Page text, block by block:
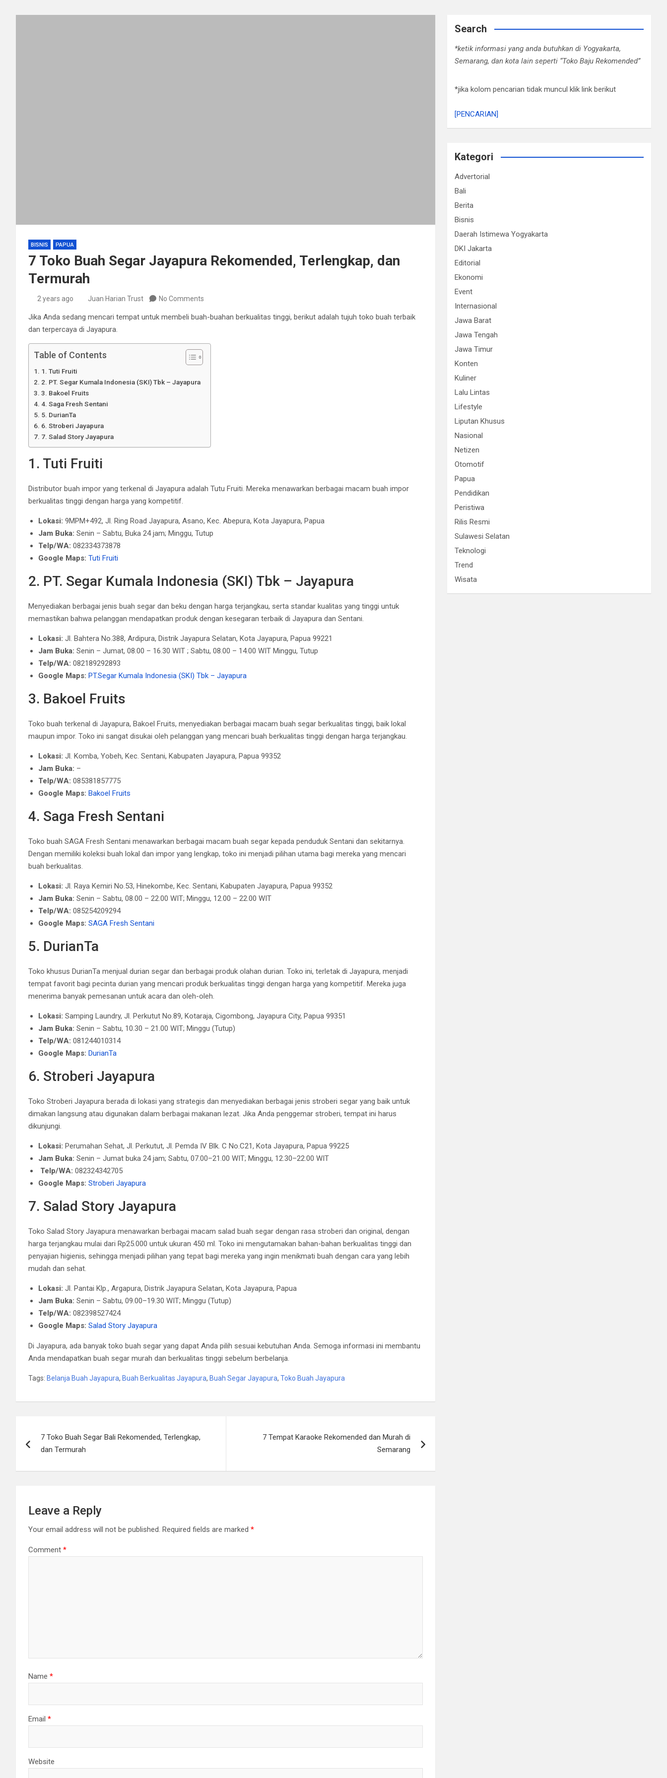
BISNIS PAPUA
7 Toko Buah Segar Jayapura Rekomended, Terlengkap, dan
Termurah
2 years ago Juan Harian Trust No Comments
Jika Anda sedang mencari tempat untuk membeli buah-buahan berkualitas tinggi, berikut adalah tujuh toko buah terbaik
dan terpercaya di Jayapura.
Table of Contents
1. Tuti Fruiti
2. PT. Segar Kumala Indonesia (SKI) Tbk – Jayapura
3. Bakoel Fruits
4. Saga Fresh Sentani
5. DurianTa
6. Stroberi Jayapura
7. Salad Story Jayapura
1. Tuti Fruiti
Distributor buah impor yang terkenal di Jayapura adalah Tutu Fruiti. Mereka menawarkan berbagai macam buah impor
berkualitas tinggi dengan harga yang kompetitif.
Lokasi: 9MPM+492, Jl. Ring Road Jayapura, Asano, Kec. Abepura, Kota Jayapura, Papua
Jam Buka: Senin – Sabtu, Buka 24 jam; Minggu, Tutup
Telp/WA: 082334373878
Google Maps: Tuti Fruiti
2. PT. Segar Kumala Indonesia (SKI) Tbk – Jayapura
Menyediakan berbagai jenis buah segar dan beku dengan harga terjangkau, serta standar kualitas yang tinggi untuk
memastikan bahwa pelanggan mendapatkan produk dengan kesegaran terbaik di Jayapura dan Sentani.
Lokasi: Jl. Bahtera No.388, Ardipura, Distrik Jayapura Selatan, Kota Jayapura, Papua 99221
Jam Buka: Senin – Jumat, 08.00 – 16.30 WIT ; Sabtu, 08.00 – 14.00 WIT Minggu, Tutup
Telp/WA: 082189292893
Google Maps: PT.Segar Kumala Indonesia (SKI) Tbk – Jayapura
3. Bakoel Fruits
Toko buah terkenal di Jayapura, Bakoel Fruits, menyediakan berbagai macam buah segar berkualitas tinggi, baik lokal
maupun impor. Toko ini sangat disukai oleh pelanggan yang mencari buah berkualitas tinggi dengan harga terjangkau.
Lokasi: Jl. Komba, Yobeh, Kec. Sentani, Kabupaten Jayapura, Papua 99352
Jam Buka: –
Telp/WA: 085381857775
Google Maps: Bakoel Fruits
4. Saga Fresh Sentani
Toko buah SAGA Fresh Sentani menawarkan berbagai macam buah segar kepada penduduk Sentani dan sekitarnya.
Dengan memiliki koleksi buah lokal dan impor yang lengkap, toko ini menjadi pilihan utama bagi mereka yang mencari
buah berkualitas.
Lokasi: Jl. Raya Kemiri No.53, Hinekombe, Kec. Sentani, Kabupaten Jayapura, Papua 99352
Jam Buka: Senin – Sabtu, 08.00 – 22.00 WIT; Minggu, 12.00 – 22.00 WIT
Telp/WA: 085254209294
Google Maps: SAGA Fresh Sentani
5. DurianTa
Toko khusus DurianTa menjual durian segar dan berbagai produk olahan durian. Toko ini, terletak di Jayapura, menjadi
tempat favorit bagi pecinta durian yang mencari produk berkualitas tinggi dengan harga yang kompetitif. Mereka juga
menerima banyak pemesanan untuk acara dan oleh-oleh.
Lokasi: Samping Laundry, Jl. Perkutut No.89, Kotaraja, Cigombong, Jayapura City, Papua 99351
Jam Buka: Senin – Sabtu, 10.30 – 21.00 WIT; Minggu (Tutup)
Telp/WA: 081244010314
Google Maps: DurianTa
6. Stroberi Jayapura
Toko Stroberi Jayapura berada di lokasi yang strategis dan menyediakan berbagai jenis stroberi segar yang baik untuk
dimakan langsung atau digunakan dalam berbagai makanan lezat. Jika Anda penggemar stroberi, tempat ini harus
dikunjungi.
Lokasi: Perumahan Sehat, Jl. Perkutut, Jl. Pemda IV Blk. C No.C21, Kota Jayapura, Papua 99225
Jam Buka: Senin – Jumat buka 24 jam; Sabtu, 07.00–21.00 WIT; Minggu, 12.30–22.00 WIT
Telp/WA: 082324342705
Google Maps: Stroberi Jayapura
7. Salad Story Jayapura
Toko Salad Story Jayapura menawarkan berbagai macam salad buah segar dengan rasa stroberi dan original, dengan
harga terjangkau mulai dari Rp25.000 untuk ukuran 450 ml. Toko ini mengutamakan bahan-bahan berkualitas tinggi dan
penyajian higienis, sehingga menjadi pilihan yang tepat bagi mereka yang ingin menikmati buah dengan cara yang lebih
mudah dan sehat.
Lokasi: Jl. Pantai Klp., Argapura, Distrik Jayapura Selatan, Kota Jayapura, Papua
Jam Buka: Senin – Sabtu, 09.00–19.30 WIT; Minggu (Tutup)
Telp/WA: 082398527424
Google Maps: Salad Story Jayapura
Di Jayapura, ada banyak toko buah segar yang dapat Anda pilih sesuai kebutuhan Anda. Semoga informasi ini membantu
Anda mendapatkan buah segar murah dan berkualitas tinggi sebelum berbelanja.
Tags: Belanja Buah Jayapura, Buah Berkualitas Jayapura, Buah Segar Jayapura, Toko Buah Jayapura
navigation
7 Toko Buah Segar Bali Rekomended, Terlengkap,
dan Termurah
7 Tempat Karaoke Rekomended dan Murah di
Semarang
Leave a Reply
Your email address will not be published. Required fields are marked *
Comment *
Name *
Email *
Website
Search
*ketik informasi yang anda butuhkan di Yogyakarta,
Semarang, dan kota lain seperti “Toko Baju Rekomended”
*jika kolom pencarian tidak muncul klik link berikut
[PENCARIAN]
Kategori
Advertorial
Bali
Berita
Bisnis
Daerah Istimewa Yogyakarta
DKI Jakarta
Editorial
Ekonomi
Event
Internasional
Jawa Barat
Jawa Tengah
Jawa Timur
Konten
Kuliner
Lalu Lintas
Lifestyle
Liputan Khusus
Nasional
Netizen
Otomotif
Papua
Pendidikan
Peristiwa
Rilis Resmi
Sulawesi Selatan
Teknologi
Trend
Wisata